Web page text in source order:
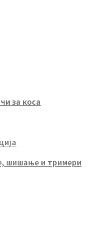
за коса
шишање и тримери